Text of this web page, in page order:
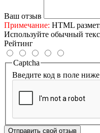
Ваш отзыв
Примечание: HTML
Используйте обычный
Рейтинг
Captcha
Введите код в поле ниже
Отправить свой отзыв